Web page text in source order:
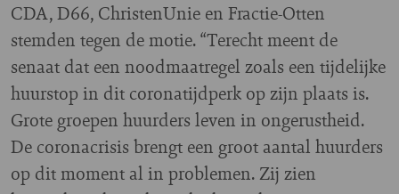
CDA, D66, ChristenUnie en Fractie-Otten
stemden tegen de motie. “Terecht meent de
senaat dat een noodmaatregel zoals een tijdelijke
huurstop in dit coronatijdperk op zijn plaats is.
Grote groepen huurders leven in ongerustheid.
De coronacrisis brengt een groot aantal huurders
op dit moment al in problemen. Zij zien